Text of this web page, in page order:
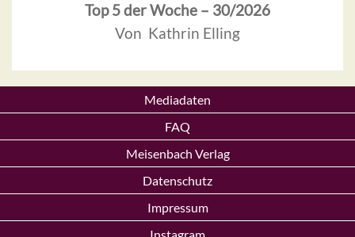
Top 5 der Woche – 30/2026
Von Kathrin Elling
Mediadaten
FAQ
Meisenbach Verlag
Datenschutz
Impressum